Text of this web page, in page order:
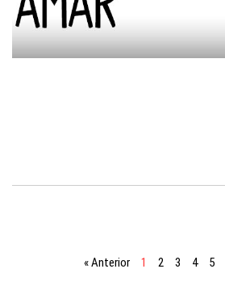
« Anterior 1 2 3 4 5